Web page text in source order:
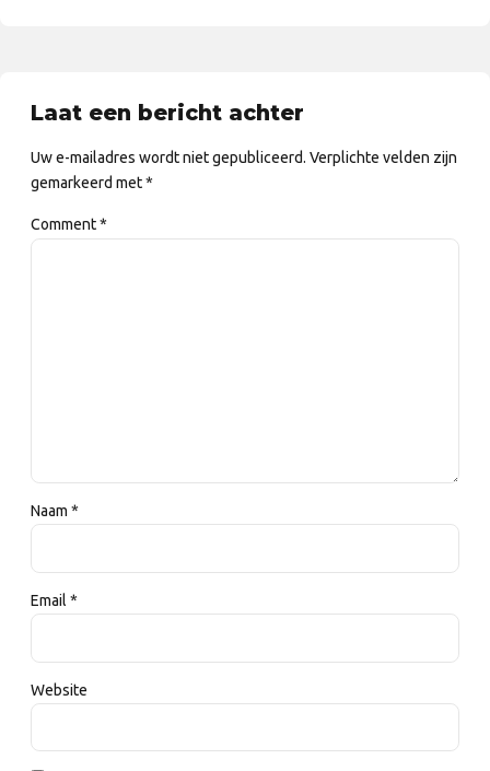
Laat een bericht achter
Uw e-mailadres wordt niet gepubliceerd. Verplichte velden zijn
gemarkeerd met *
Comment*
Naam *
Email *
Website